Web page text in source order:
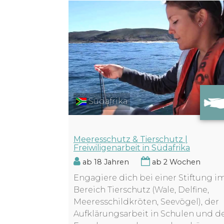
Südafrika
Meeresschutz & Tierschutz |
Freiwiligenarbeit in Südafrika
ab 18 Jahren ab 2 Wochen
Engagiere dich bei einer Stiftung
Bereich Tierschutz (Wale, Delfine,
Meeresschildkröten, Seevögel), der
Aufklärungsarbeit in Schulen und